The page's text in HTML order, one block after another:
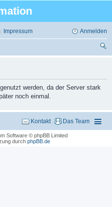
Impressum Anmelden
werden, da der Server stark
noch einmal.
Das Team
Kontakt
Software © phpBB Limited
durch phpBB.de